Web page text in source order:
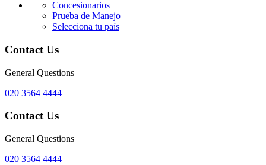
Concesionarios
Prueba de Manejo
Selecciona tu país
Contact Us
General Questions
020 3564 4444
Contact Us
General Questions
020 3564 4444